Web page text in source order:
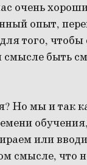
очень
опыт,
того,
быть
Но мы и так
или
смысле, что